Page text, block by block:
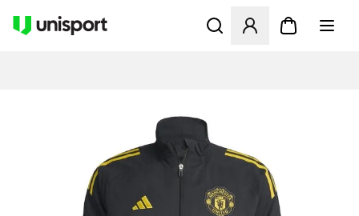
Apre una finestra modale